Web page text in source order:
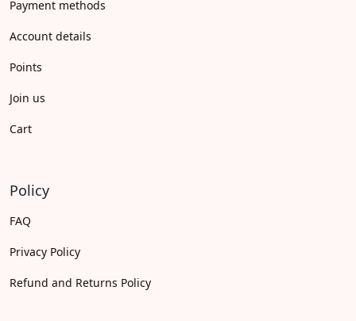
Payment methods
Account details
Points
Join us
Cart
Policy
FAQ
Privacy Policy
Refund and Returns Policy